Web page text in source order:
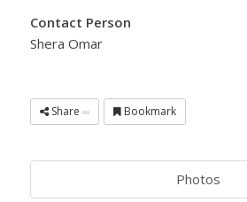
Contact Person
Shera Omar
Share Bookmark
Photos